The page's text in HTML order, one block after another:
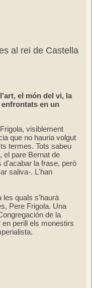
al rei de Castella
el món del vi, la
en un
visiblement
que no hauria volgut
termes. Tots sabeu
el pare Bernat de
d'acabar la frase, però
saliva-. L'han
les quals s'haurà
Pere Frigola. Una
de la
perill els monestirs